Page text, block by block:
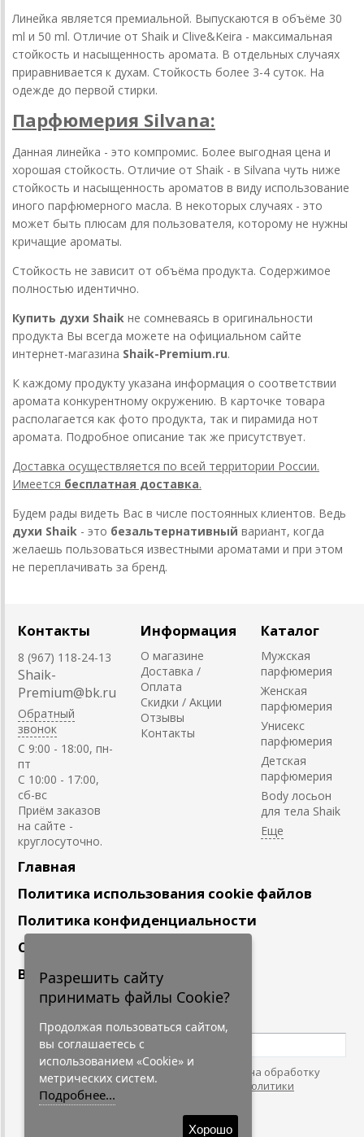
Линейка является премиальной. Выпускаются в объёме 30
ml и 50 ml. Отличие от Shaik и Clive&Keira - максимальная
стойкость и насыщенность аромата. В отдельных случаях
приравнивается к духам. Стойкость более 3-4 суток. На
одежде до первой стирки.
Парфюмерия Silvana:
Данная линейка - это компромис. Более выгодная цена и
хорошая стойкость. Отличие от Shaik - в Silvana чуть ниже
стойкость и насыщенность ароматов в виду использование
иного парфюмерного масла. В некоторых случаях - это
может быть плюсам для пользователя, которому не нужны
кричащие ароматы.
Стойкость не зависит от объёма продукта. Содержимое
полностью идентично.
Купить духи Shaik не сомневаясь в оригинальности
продукта Вы всегда можете на официальном сайте
интернет-магазина Shaik-Premium.ru.
К каждому продукту указана информация о соответствии
аромата конкурентному окружению. В карточке товара
располагается как фото продукта, так и пирамида нот
аромата. Подробное описание так же присутствует.
Доставка осуществляется по всей территории России.
Имеется бесплатная доставка.
Будем рады видеть Вас в числе постоянных клиентов. Ведь
духи Shaik - это безальтернативный вариант, когда
желаешь пользоваться известными ароматами и при этом
не переплачивать за бренд.
Контакты
8 (967) 118-24-13
Shaik-
Premium@bk.ru
Обратный
звонок
C 9:00 - 18:00, пн-
пт
С 10:00 - 17:00,
сб-вс
Приём заказов
на сайте -
круглосуточно.
Информация
О магазине
Доставка /
Оплата
Скидки / Акции
Отзывы
Контакты
Каталог
Мужская
парфюмерия
Женская
парфюмерия
Унисекс
парфюмерия
Детская
парфюмерия
Body лосьон
для тела Shaik
Главная
Политика использования cookie файлов
Политика конфиденциальности
Сотрудничество
Вакансии
Подпишитесь
Нажимая на кнопку, я даю согласие на обработку
персональных данных. С условиями
"Политики
Конфидециальности"
Разрешить сайту
принимать файлы Cookie?
Продолжая пользоваться сайтом,
вы соглашаетесь с
использованием «Cookie» и
метрических систем.
Подробнее...
Хорошо